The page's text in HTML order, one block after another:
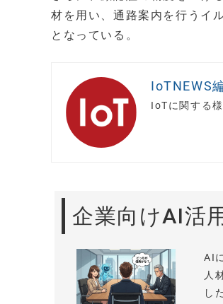
材を用い、通路案内を行うイ
となっている。
IoTNEWS
IoTに関する
企業向けAI活
AI
人
し